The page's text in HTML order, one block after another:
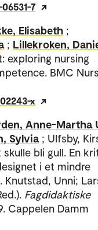
7
Elisabeth ;
; Lillekroken,
exploring nursing
BMC
x
Anne-Martha
Sylvia ; Ulfsby,
bli gull. En
i et mindre
Unni;
Fagdidaktiske
Cappelen Damm